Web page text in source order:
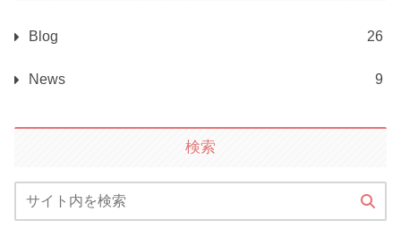
Blog 26
News 9
検索